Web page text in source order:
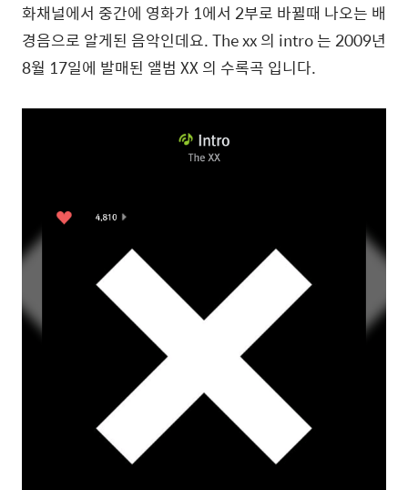
화채널에서 중간에 영화가 1에서 2부로 바뀔때 나오는 배
경음으로 알게된 음악인데요. The xx 의 intro 는 2009년
8월 17일에 발매된 앨범 XX 의 수록곡 입니다.